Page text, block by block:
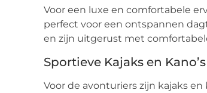
Voor een luxe en comfortabele
perfect voor een ontspannen
en zijn uitgerust met
Sportieve Kajaks en Kano’s
Voor de avonturiers zijn kajaks